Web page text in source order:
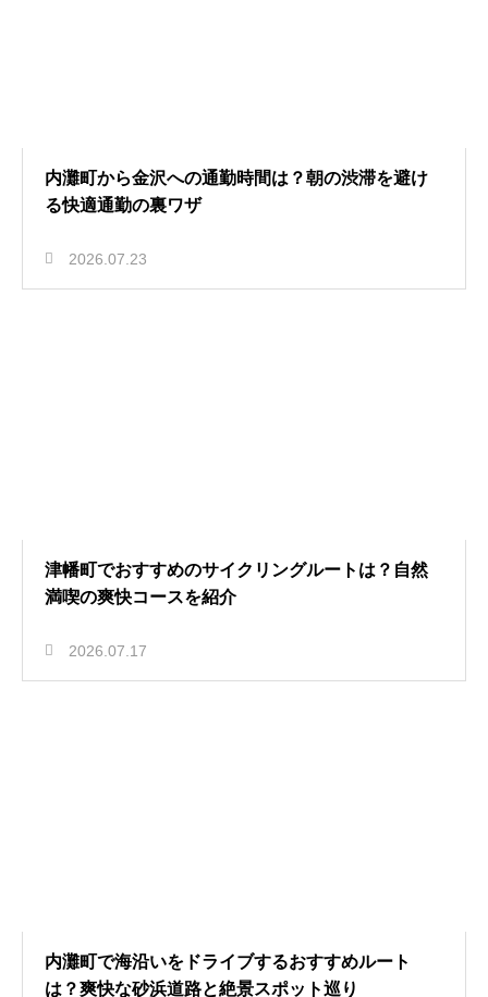
内灘町から金沢への通勤時間は？朝の渋滞を避け
る快適通勤の裏ワザ
2026.07.23
津幡町でおすすめのサイクリングルートは？自然
満喫の爽快コースを紹介
2026.07.17
内灘町で海沿いをドライブするおすすめルート
は？爽快な砂浜道路と絶景スポット巡り